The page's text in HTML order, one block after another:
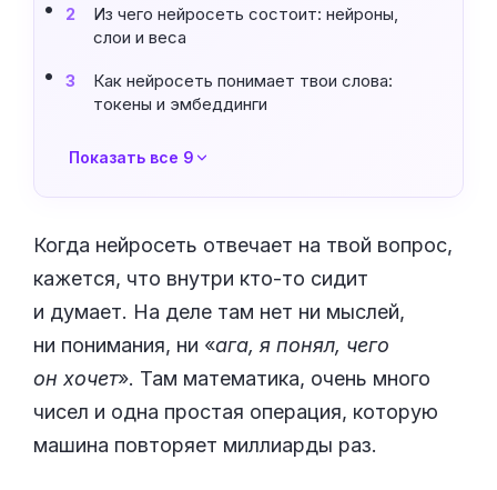
2
Из чего нейросеть состоит: нейроны,
слои и веса
3
Как нейросеть понимает твои слова:
токены и эмбеддинги
Показать все 9
Когда нейросеть отвечает на твой вопрос,
кажется, что внутри кто-то сидит
и думает. На деле там нет ни мыслей,
ни понимания, ни «ага, я понял, чего
он хочет». Там математика, очень много
чисел и одна простая операция, которую
машина повторяет миллиарды раз.